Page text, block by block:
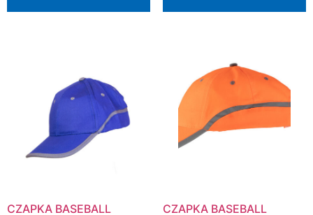
CZAPKA BASEBALL CZAPKA BASEBALL